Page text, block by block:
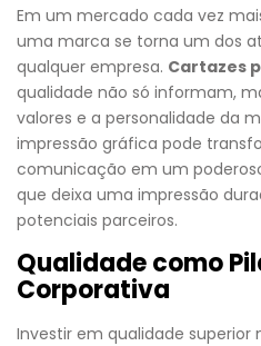
Em um mercado cada vez
uma marca se torna um dos
qualquer empresa. Cartazes
qualidade não só informam,
valores e a personalidade da
impressão gráfica pode
comunicação em um
que deixa uma impressão
potenciais parceiros.
Qualidade como
Corporativa
Investir em qualidade superior